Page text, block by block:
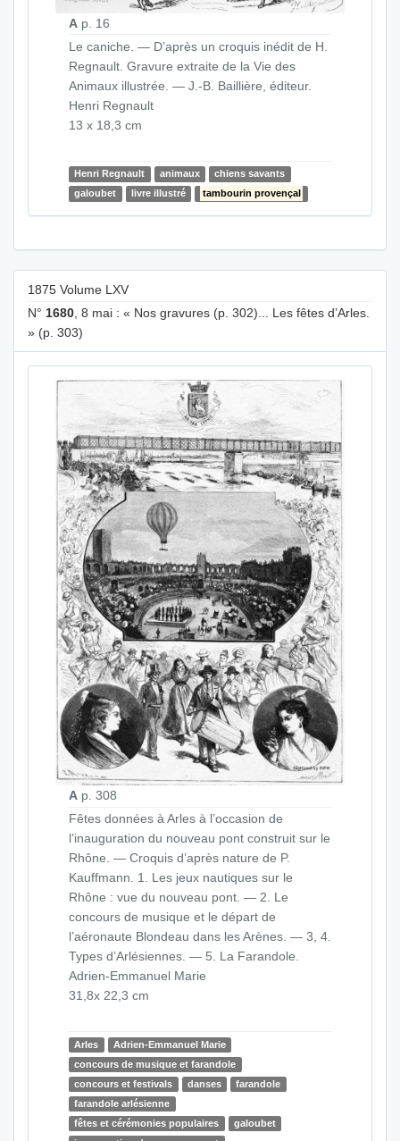
A p. 16
Le caniche. — D’après un croquis inédit de H.
Regnault. Gravure extraite de la Vie des
Animaux illustrée. — J.-B. Baillière, éditeur.
Henri Regnault
13 x 18,3 cm
Henri Regnault animaux
chiens savants
galoubet
livre illustré tambourin provençal
1875 Volume LXV
N° 1680, 8 mai : « Nos gravures (p. 302)... Les fêtes d’Arles.
» (p. 303)
A p. 308
Fêtes données à Arles à l’occasion de
l’inauguration du nouveau pont construit sur le
Rhône. — Croquis d’après nature de P.
Kauffmann. 1. Les jeux nautiques sur le
Rhône : vue du nouveau pont. — 2. Le
concours de musique et le départ de
l’aéronaute Blondeau dans les Arènes. — 3, 4.
Types d’Arlésiennes. — 5. La Farandole.
Adrien-Emmanuel Marie
31,8x 22,3 cm
Arles
Adrien-Emmanuel Marie
concours de musique et farandole
concours et festivals
danses
farandole
farandole arlésienne
fêtes et cérémonies populaires
galoubet